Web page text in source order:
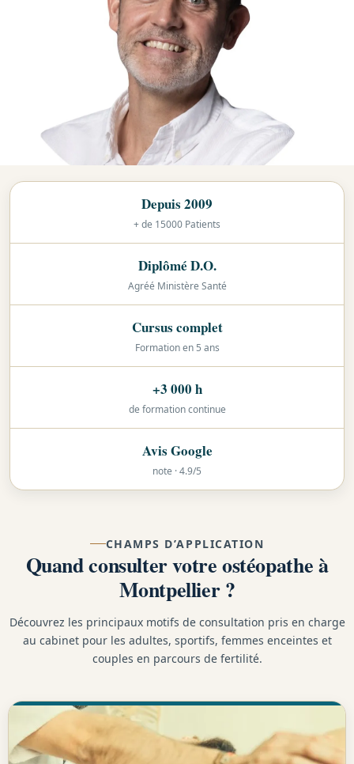
Depuis 2009
+ de 15000 Patients
Diplômé D.O.
Agréé Ministère Santé
Cursus complet
Formation en 5 ans
+3 000 h
de formation continue
Avis Google
note · 4.9/5
CHAMPS D’APPLICATION
Quand consulter votre ostéopathe à
Montpellier ?
Découvrez les principaux motifs de consultation pris en charge
au cabinet pour les adultes, sportifs, femmes enceintes et
couples en parcours de fertilité.